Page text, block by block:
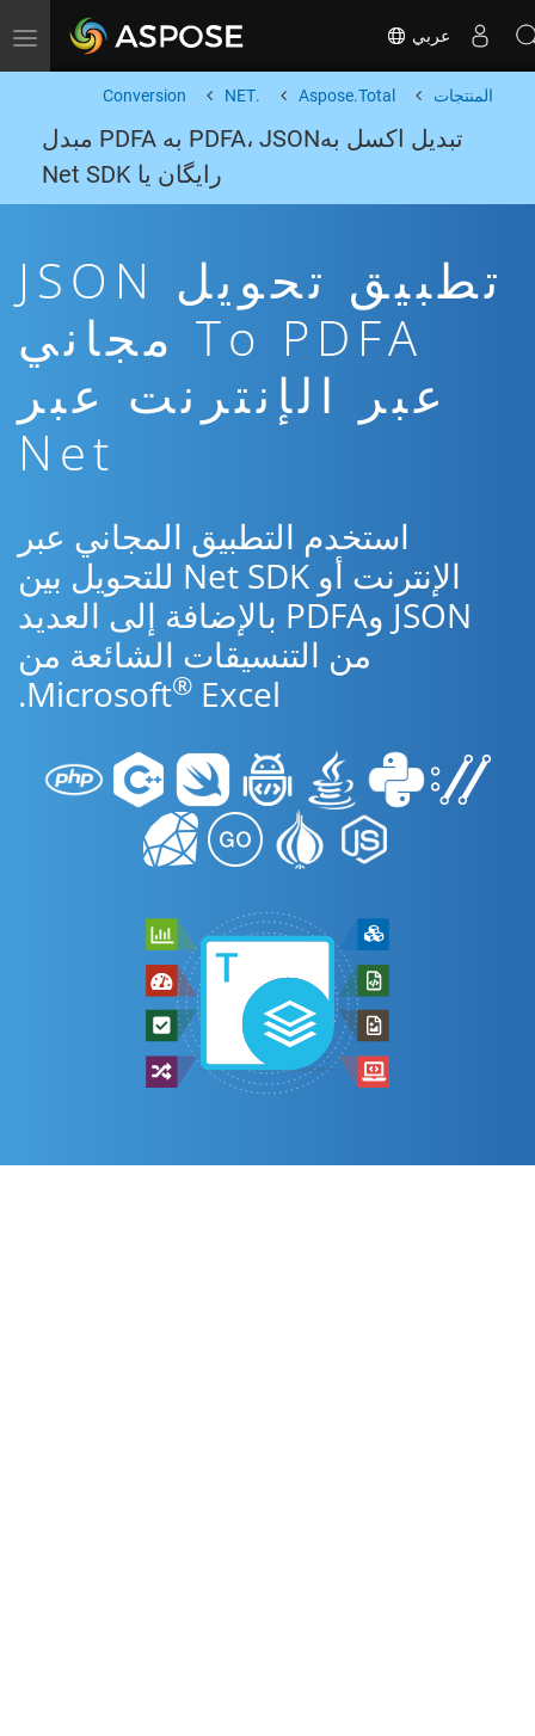
Toggle navigation عربي
المنتجات Aspose.Total
.NET
Conversion
تبدیل اکسل بهPDFA، JSON به PDFA مبدل
رایگان یا Net SDK
تطبيق تحويل JSON
To PDFA مجاني
عبر الإنترنت عبر
Net
استخدم التطبيق المجاني عبر
الإنترنت أو Net SDK للتحويل بين
JSON وPDFA بالإضافة إلى العديد
من التنسيقات الشائعة من
Microsoft® Excel.